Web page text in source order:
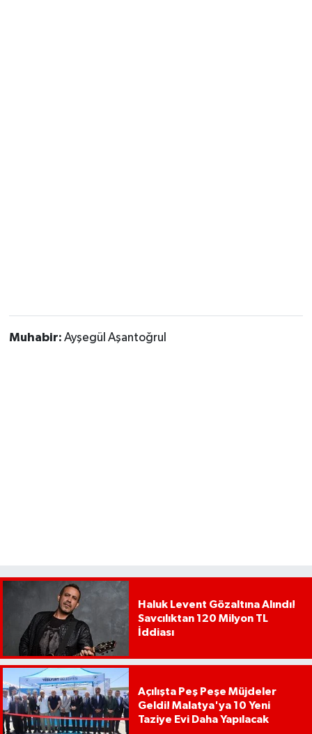
Muhabir: Ayşegül Aşantoğrul
Haluk Levent Gözaltına Alındı!
Savcılıktan 120 Milyon TL
İddiası
Açılışta Peş Peşe Müjdeler
Geldi! Malatya'ya 10 Yeni
Taziye Evi Daha Yapılacak